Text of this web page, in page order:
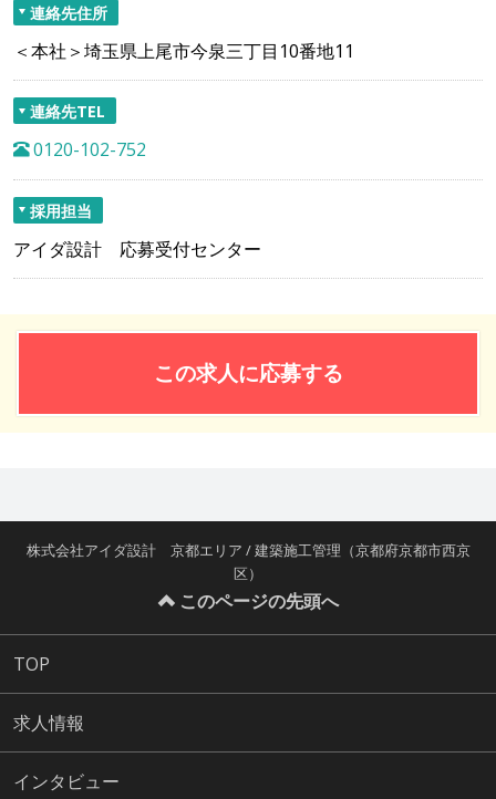
連絡先住所
＜本社＞埼玉県上尾市今泉三丁目10番地11
連絡先TEL
0120-102-752
採用担当
アイダ設計 応募受付センター
この求人に応募する
株式会社アイダ設計 京都エリア / 建築施工管理（京都府京都市西京
区）
このページの先頭へ
TOP
求人情報
インタビュー